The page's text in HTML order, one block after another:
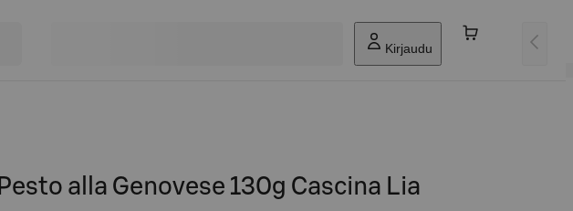
Kirjaudu
Pesto alla Genovese 130g Cascina Lia